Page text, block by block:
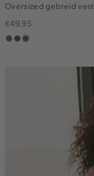
Oversized gebreid vest
€49.95
taupe
groen,
bruin